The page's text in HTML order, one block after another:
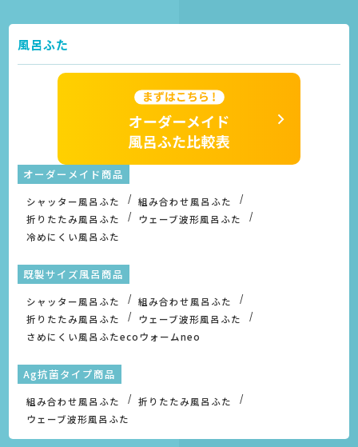
風呂ふた
オーダーメイド商品
シャッター風呂ふた
組み合わせ風呂ふた
折りたたみ風呂ふた
ウェーブ波形風呂ふた
冷めにくい風呂ふた
既製サイズ風呂商品
シャッター風呂ふた
組み合わせ風呂ふた
折りたたみ風呂ふた
ウェーブ波形風呂ふた
さめにくい風呂ふたecoウォームneo
Ag抗菌タイプ商品
組み合わせ風呂ふた
折りたたみ風呂ふた
ウェーブ波形風呂ふた